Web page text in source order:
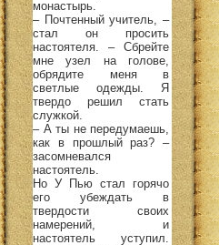
монастырь.
– Почтенный учитель, –
стал он просить
настоятеля. – Сбрейте
мне узел на голове,
обрядите меня в
светлые одежды. Я
твердо решил стать
служкой.
– А ты не передумаешь,
как в прошлый раз? –
засомневался
настоятель.
Но У Пью стал горячо
его убеждать в
твердости своих
намерений, и
настоятель уступил.